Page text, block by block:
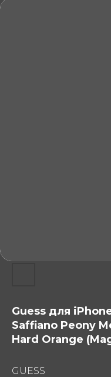
Guess для
Saffiano Peony
Hard Orange
GUESS